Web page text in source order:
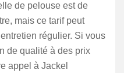
de pelouse est de
mais ce tarif peut
régulier. Si vous
de qualité à des prix
appel à Jackel